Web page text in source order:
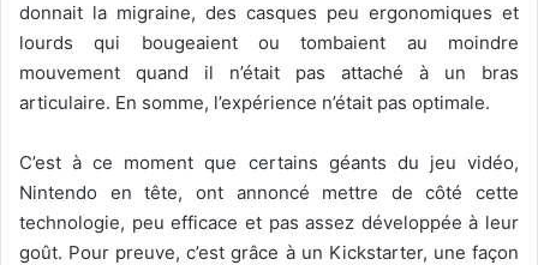
donnait la migraine, des casques peu ergonomiques et
lourds qui bougeaient ou tombaient au moindre
mouvement quand il n’était pas attaché à un bras
articulaire. En somme, l’expérience n’était pas optimale.
C’est à ce moment que certains géants du jeu vidéo,
Nintendo en tête, ont annoncé mettre de côté cette
technologie, peu efficace et pas assez développée à leur
goût. Pour preuve, c’est grâce à un Kickstarter, une façon